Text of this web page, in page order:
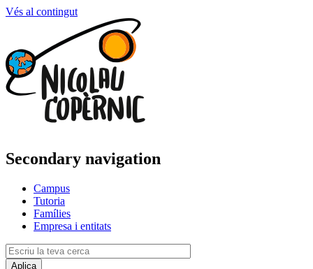
Vés al contingut
Secondary navigation
Campus
Tutoria
Famílies
Empresa i entitats